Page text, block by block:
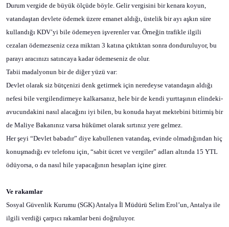
Durum vergide de büyük ölçüde böyle. Gelir vergisini bir kenara koyun,
vatandaştan devlete ödemek üzere emanet aldığı, üstelik bir ayı aşkın süre
kullandığı KDV’yi bile ödemeyen işverenler var. Örneğin trafikle ilgili
cezaları ödemezseniz ceza miktarı 3 katına çıktıktan sonra donduruluyor, bu
parayı aracınızı satıncaya kadar ödemeseniz de olur.
Tabii madalyonun bir de diğer yüzü var:
Devlet olarak siz bütçenizi denk getirmek için neredeyse vatandaşın aldığı
nefesi bile vergilendirmeye kalkarsanız, hele bir de kendi yurttaşının elindeki-
avucundakini nasıl alacağını iyi bilen, bu konuda hayat mektebini bitirmiş bir
de Maliye Bakanınız varsa hükümet olarak sırtınız yere gelmez.
Her şeyi “Devlet babadır” diye kabullenen vatandaş, evinde olmadığından hiç
konuşmadığı ev telefonu için, “sabit ücret ve vergiler” adları altında 15 YTL
ödüyorsa, o da nasıl hile yapacağının hesapları içine girer.
Ve rakamlar
Sosyal Güvenlik Kurumu (SGK) Antalya İl Müdürü Selim Erol’un, Antalya ile
ilgili verdiği çarpıcı rakamlar beni doğruluyor.